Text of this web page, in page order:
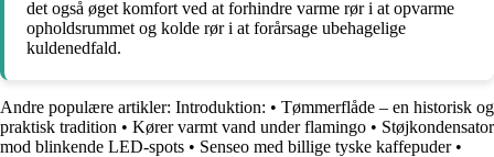
det også øget komfort ved at forhindre varme rør i at opvarme
opholdsrummet og kolde rør i at forårsage ubehagelige
kuldenedfald.
Andre populære artikler: Introduktion: • Tømmerflåde – en historisk og
praktisk tradition • Kører varmt vand under flamingo • Støjkondensator
mod blinkende LED-spots • Senseo med billige tyske kaffepuder•